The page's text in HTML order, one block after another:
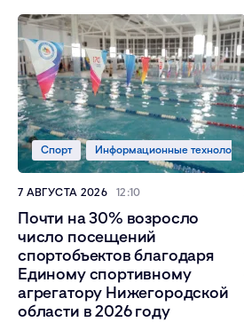
Почти на 30% возросло
число посещений
спортобъектов благодаря
Единому спортивному
агрегатору Нижегородской
области в 2026 году
Спорт Информационные технологии
7 АВГУСТА 2026 12:10